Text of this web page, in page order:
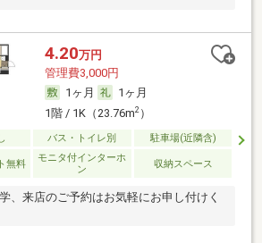
4.20万円
管理費3,000円
1ヶ月
1ヶ月
1階 / 1K（23.76m2）
バス・トイレ別 駐車場(近隣含)
無料
モニタ付インターホ
ン
収納スペース
、来店のご予約はお気軽にお申し付けく